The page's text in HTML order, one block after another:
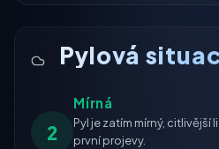
Pylová
2
Mírná
Pyl je zatím mírný,
první projevy.